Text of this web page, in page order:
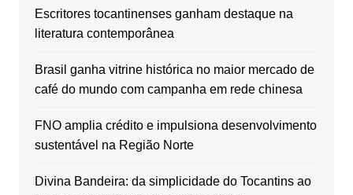
Escritores tocantinenses ganham destaque na
literatura contemporânea
Brasil ganha vitrine histórica no maior mercado de
café do mundo com campanha em rede chinesa
FNO amplia crédito e impulsiona desenvolvimento
sustentável na Região Norte
Divina Bandeira: da simplicidade do Tocantins ao